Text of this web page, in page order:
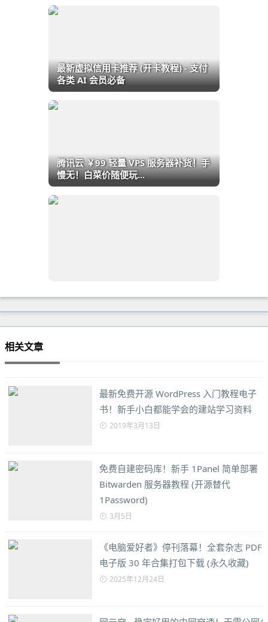
最新虚拟信用卡推荐 (开卡教程) - 支付
各类 AI 会员必备
腾讯云 ￥99 轻量 VPS 服务器补货！手
慢无！白菜价随便玩...
相关文章
最新免费开源 WordPress 入门教程电子
书！新手小白都能学会的建站学习资料
2019年3月13日
免费自建密码库！新手 1Panel 简单部署
Bitwarden 服务器教程 (开源替代
1Password)
3月5日
《电脑爱好者》停刊落幕！全套杂志 PDF
电子版 30 年合集打包下载 (永久收藏)
2025年12月24日